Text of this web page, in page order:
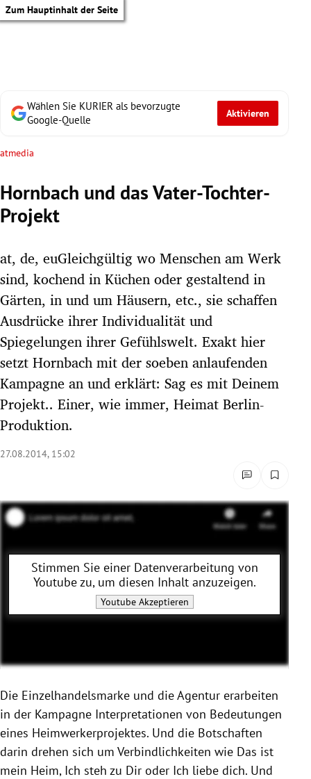
Zum Hauptinhalt der Seite
Untermenü
Untermenü
Untermenü
Untermenü
Untermenü
Untermenü
Untermenü
Untermenü
Wählen Sie KURIER als bevorzugte
Google-Quelle
Aktivieren
atmedia
Hornbach und das Vater-Tochter-
Projekt
at, de, euGleichgültig wo Menschen am Werk
sind, kochend in Küchen oder gestaltend in
Gärten, in und um Häusern, etc., sie schaffen
Ausdrücke ihrer Individualität und
Spiegelungen ihrer Gefühlswelt. Exakt hier
setzt Hornbach mit der soeben anlaufenden
Kampagne an und erklärt: Sag es mit Deinem
Projekt.. Einer, wie immer, Heimat Berlin-
Produktion.
27.08.2014, 15:02
Stimmen Sie einer Datenverarbeitung von
Youtubezu, um diesen Inhalt anzuzeigen.
YoutubeAkzeptieren
Die Einzelhandelsmarke und die Agentur erarbeiten
in der Kampagne Interpretationen von Bedeutungen
eines Heimwerkerprojektes. Und die Botschaften
darin drehen sich um Verbindlichkeiten wie Das ist
mein Heim, Ich steh zu Dir oder Ich liebe dich. Und